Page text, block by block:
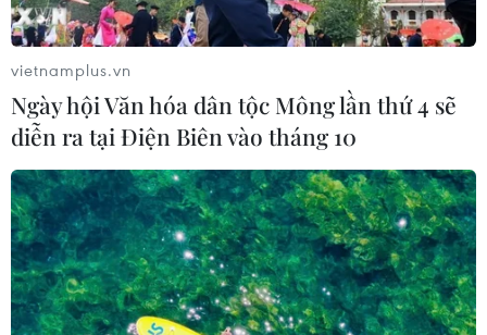
vietnamplus.vn
Ngày hội Văn hóa dân tộc Mông lần thứ 4 sẽ
diễn ra tại Điện Biên vào tháng 10